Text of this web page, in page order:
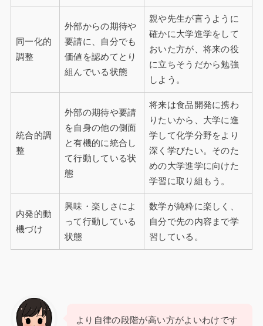
同一化的
調整
外部からの期待や
要請に、自分でも
価値を認めてとり
組んでいる状態
親や先生が言うように
確かに大学進学をして
おいた方が、将来の役
に立ちそうだから勉強
しよう。
統合的調
整
外部の期待や要請
を自身の他の側面
と有機的に統合し
て行動している状
態
将来は食品開発に携わ
りたいから、大学に進
学して化学分野をより
深く学びたい。そのた
めの大学進学に向けた
学習に取り組もう。
内発的動
機づけ
興味・楽しさによ
って行動している
状態
数学が純粋に楽しく、
自分で先の内容まで学
習している。
より自律の段階が高い方がよいわけです